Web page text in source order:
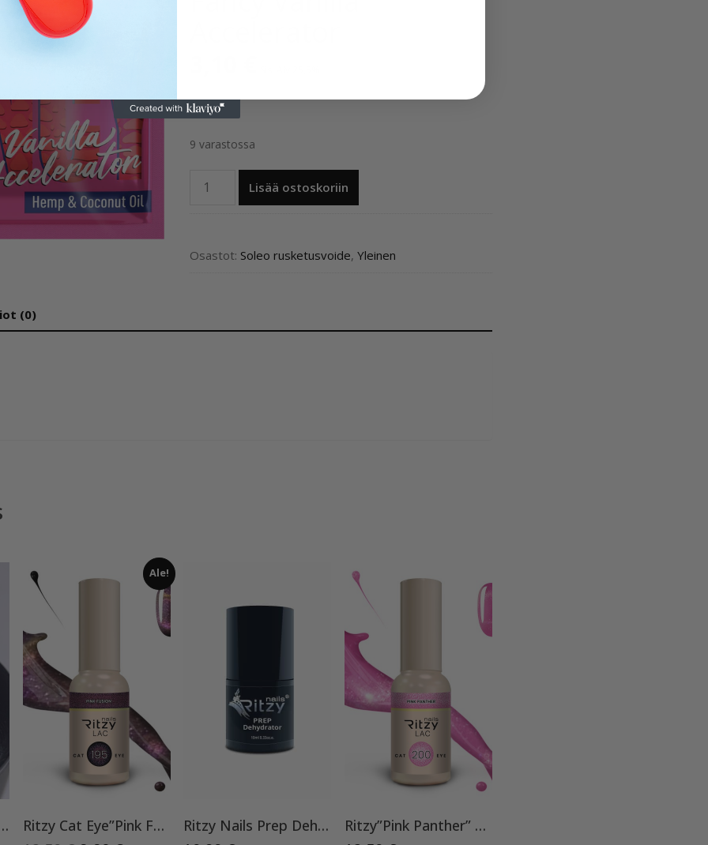
9 varastossa
Tan
Fancy
Lisää ostoskoriin
Osastot: Soleo rusketusvoide, Yleinen
(0)
”Rainbow” 8ml
Ale!
Ritzy Cat Eye”Pink Fusion”195,geelilakka Ritzy Nails Prep Dehydrator Ritzy”Pink Panther” 200, Cat Eye